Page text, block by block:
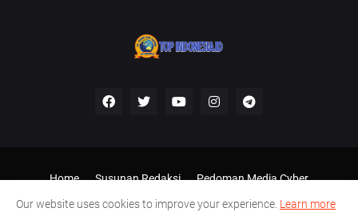
Home Susunan Redaksi
Pedoman Media Cyber
Disclaimer
Our website uses cookies to improve your experience. Learn more